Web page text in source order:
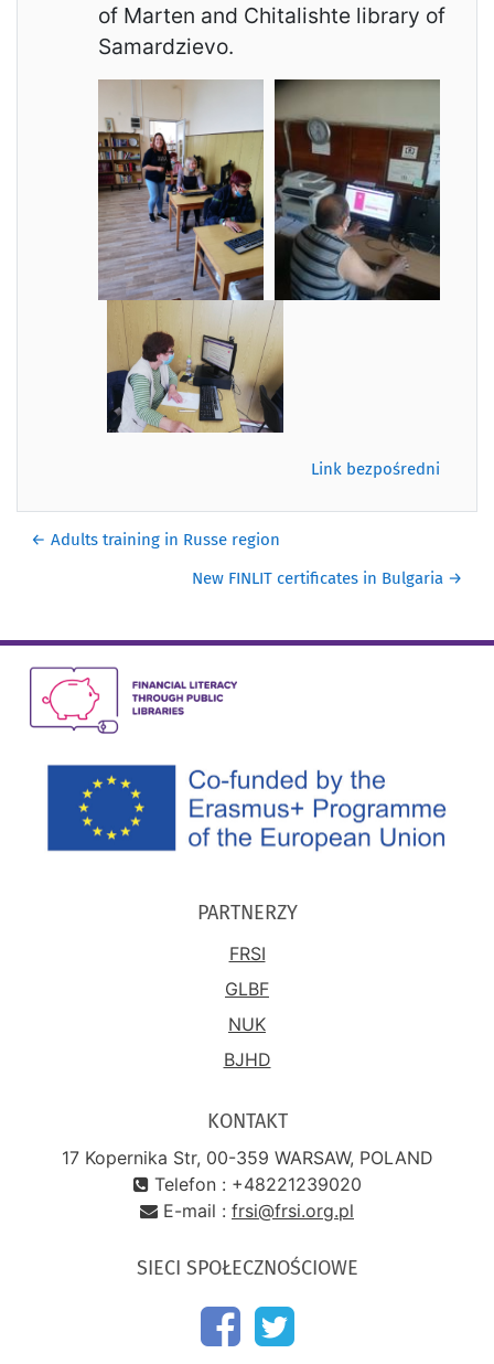
of Marten and Chitalishte library of
Samardzievo.
Link bezpośredni
← Adults training in Russe region
New FINLIT certificates in Bulgaria →
PARTNERZY
FRSI
GLBF
NUK
BJHD
KONTAKT
17 Kopernika Str, 00-359 WARSAW, POLAND
Telefon : +48221239020
E-mail : frsi@frsi.org.pl
SIECI SPOŁECZNOŚCIOWE